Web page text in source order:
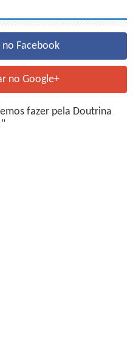
Facebook
no Google+
fazer pela Doutrina